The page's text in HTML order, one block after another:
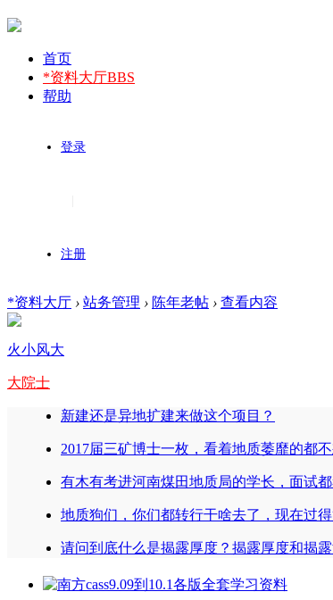
首页
*资料大厅BBS
帮助
登录
注册
*资料大厅 › 站务管理 › 陈年老帖 › 查看内容
火小风大
大院士
新建还是异地扩建来做这个项目？
2017届三矿博士一枚，看着地质萎靡的都
有木有考进河南煤田地质局的学长，面试
地质狗们，你们都转行干啥去了，现在过得
请问到底什么是揭露厚度？揭露厚度和揭